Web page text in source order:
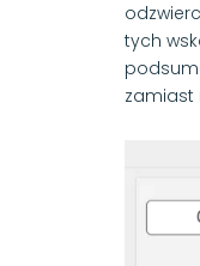
tych
zamiast